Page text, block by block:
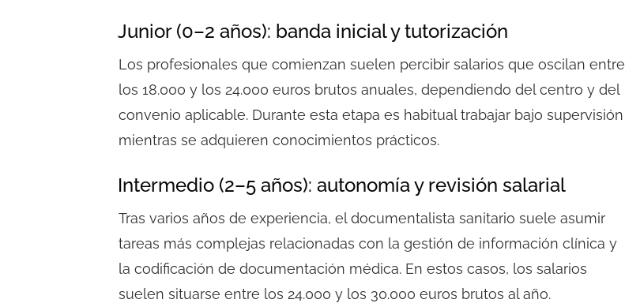
Junior (0–2 años): banda inicial y tutorización
Los profesionales que comienzan suelen percibir salarios que oscilan entre
los 18.000 y los 24.000 euros brutos anuales, dependiendo del centro y del
convenio aplicable. Durante esta etapa es habitual trabajar bajo supervisión
mientras se adquieren conocimientos prácticos.
Intermedio (2–5 años): autonomía y revisión salarial
Tras varios años de experiencia, el documentalista sanitario suele asumir
tareas más complejas relacionadas con la gestión de información clínica y
la codificación de documentación médica. En estos casos, los salarios
suelen situarse entre los 24.000 y los 30.000 euros brutos al año.